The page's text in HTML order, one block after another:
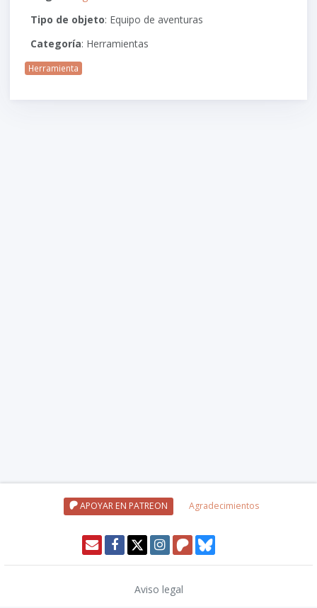
Tipo de objeto: Equipo de aventuras
Categoría: Herramientas
Herramienta
APOYAR EN PATREON Agradecimientos
Aviso legal